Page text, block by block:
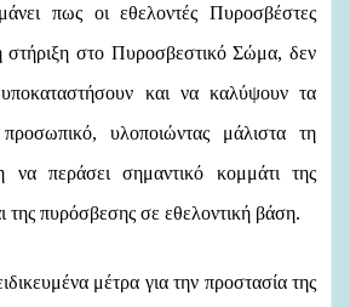
πως οι εθελοντές Πυροσβέστες
στήριξη στο Πυροσβεστικό Σώμα, δεν
και να καλύψουν τα
υλοποιώντας μάλιστα τη
να περάσει σημαντικό κομμάτι της
της πυρόσβεσης σε εθελοντική βάση.
μέτρα για την προστασία της